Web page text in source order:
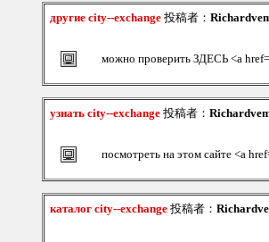
другие city--exchange 投稿者：
можно проверить ЗДЕСЬ <a
узнать city--exchange 投稿者：
посмотреть на этом сайте <a
каталог city--exchange 投稿者：